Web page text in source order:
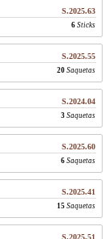
S.2025.63
6 Sticks
S.2025.55
20 Saquetas
S.2024.04
3 Saquetas
S.2025.60
6 Saquetas
S.2025.41
15 Saquetas
S.2025.51